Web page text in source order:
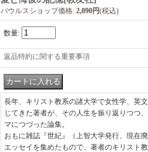
パウルスショップ価格: 2,090円(税込)
数量:
返品特約に関する重要事項
長年、キリスト教系の諸大学で女性学、英
じてきた著者が、その人生を振り返りつつ
マにつづった論集。
おもに雑誌『世紀』（上智大学発行、現在
エッセイを集めたもので、著者のキリスト教